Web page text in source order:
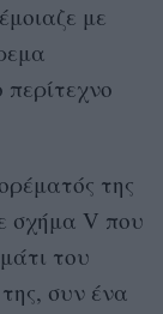
με
της
σχήμα V που
του
συν ένα